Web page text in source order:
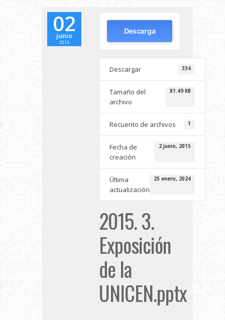
02
junio
2015
Descarga
Descargar 334
Tamaño del
archivo
81.49 KB
Recuento de archivos 1
Fecha de
creación
2 junio, 2015
Última
actualización
25 enero, 2024
2015. 3.
Exposición
de la
UNICEN.pptx